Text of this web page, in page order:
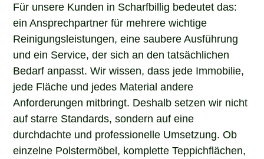
Für unsere Kunden in Scharfbillig bedeutet das:
ein Ansprechpartner für mehrere wichtige
Reinigungsleistungen, eine saubere Ausführung
und ein Service, der sich an den tatsächlichen
Bedarf anpasst. Wir wissen, dass jede Immobilie,
jede Fläche und jedes Material andere
Anforderungen mitbringt. Deshalb setzen wir nicht
auf starre Standards, sondern auf eine
durchdachte und professionelle Umsetzung. Ob
einzelne Polstermöbel, komplette Teppichflächen,